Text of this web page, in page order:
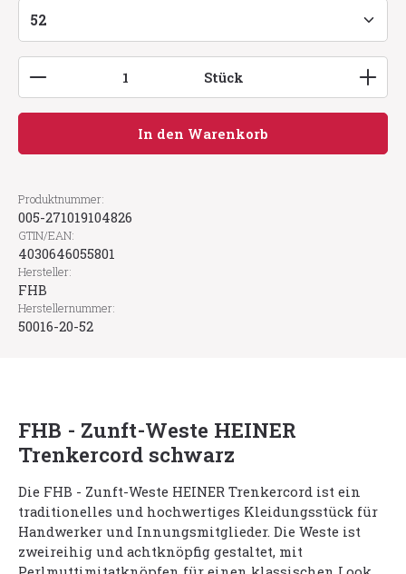
Produkt Anzahl: Gib den gewünschten Wert
Stück
In den Warenkorb
Produktnummer:
005-271019104826
GTIN/EAN:
4030646055801
Hersteller:
FHB
Herstellernummer:
50016-20-52
FHB - Zunft-Weste HEINER
Trenkercord schwarz
Die FHB - Zunft-Weste HEINER Trenkercord ist ein
traditionelles und hochwertiges Kleidungsstück für
Handwerker und Innungsmitglieder. Die Weste ist
zweireihig und achtknöpfig gestaltet, mit